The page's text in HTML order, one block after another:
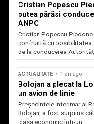
Cristian Popescu
putea părăsi
ANPC
Cristian Popescu Piedone
confruntă cu posibilitatea
de la conducerea
ACTUALITATE 1 an ago
Bolojan a plecat la
un avion de linie
Președintele interimar al
Bolojan, a fost surprins
clasa economic într-un...